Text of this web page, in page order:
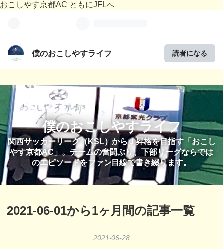
おこしやす京都AC ともにJFLへ
僕のおこしやすライフ 読者になる
僕のおこしやすライフ
関西サッカーリーグ（KSL）からＪ昇格を目指す「おこし
やす京都AC」。チームの奮闘ぶり、下部リーグならでは
のエピソードをファン目線で書き綴ります。
2021-06-01から1ヶ月間の記事一覧
2021 -06-28